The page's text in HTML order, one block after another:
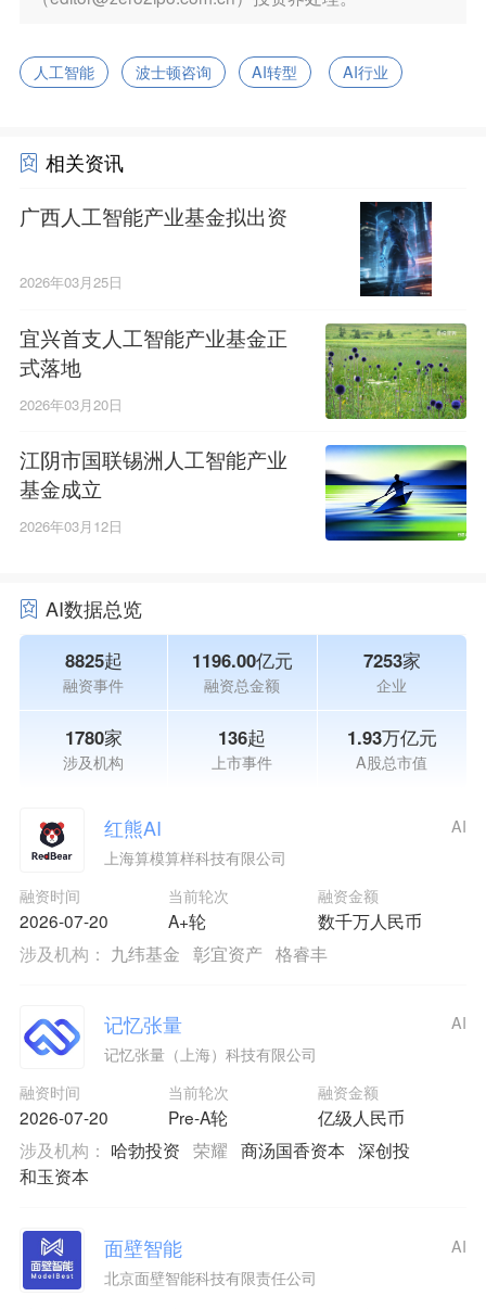
人工智能 波士顿咨询 AI转型 AI行业
相关资讯
广西人工智能产业基金拟出资
2026年03月25日
宜兴首支人工智能产业基金正
式落地
2026年03月20日
江阴市国联锡洲人工智能产业
基金成立
2026年03月12日
AI数据总览
8825起
融资事件
1196.00亿元
融资总金额
7253家
企业
1780家
涉及机构
136起
上市事件
1.93万亿元
A股总市值
红熊AI
上海算模算样科技有限公司
融资时间
2026-07-20
当前轮次
A+轮
融资金额
数千万人民币
AI
涉及机构： 九纬基金 彰宜资产 格睿丰
记忆张量
记忆张量（上海）科技有限公司
融资时间
2026-07-20
当前轮次
Pre-A轮
融资金额
亿级人民币
AI
涉及机构： 哈勃投资 荣耀 商汤国香资本 深创投
和玉资本
面壁智能
北京面壁智能科技有限责任公司
AI